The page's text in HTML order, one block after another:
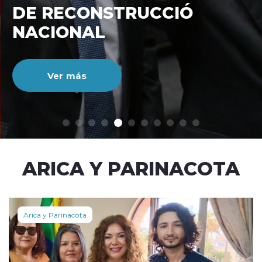
modo claro
DE RECONSTRUCCIÓ
NACIONAL
Ver más
ARICA Y PARINACOTA
Arica y Parinacota